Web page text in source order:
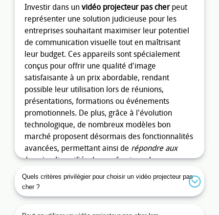
Investir dans un vidéo projecteur pas cherpeut
représenter une solution judicieuse pour les
entreprises souhaitant maximiser leur potentiel
de communication visuelle tout en maîtrisant
leur budget. Ces appareils sont spécialement
conçus pour offrir une qualité d'image
satisfaisante à un prix abordable, rendant
possible leur utilisation lors de réunions,
présentations, formations ou événements
promotionnels. De plus, grâce à l'évolution
technologique, de nombreux modèles bon
marché proposent désormais des fonctionnalités
avancées, permettant ainsi de répondre aux
besoinsdiversifiés des professionnels.
Les avantages d'un vidéo
projecteur pas cher chez MOP
Quels critères privilégier pour choisir un vidéo projecteur pas
cher ?